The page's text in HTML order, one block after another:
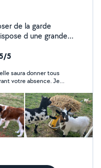
d une grande
5
saura donner tous
votre absence. Je